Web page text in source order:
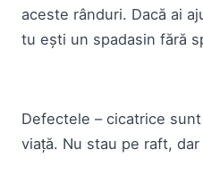
aceste rânduri. Dacă ai
tu ești un spadasin fără
Defectele – cicatrice
viață. Nu stau pe raft,